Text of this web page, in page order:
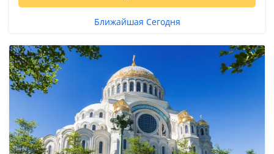
Ближайшая Сегодня